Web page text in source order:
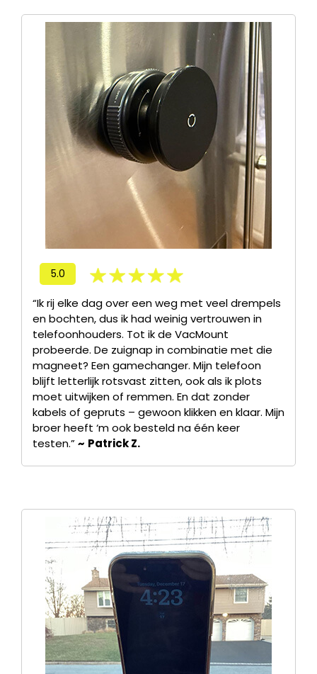
5.0
“Ik rij elke dag over een weg met veel drempels
en bochten, dus ik had weinig vertrouwen in
telefoonhouders. Tot ik de VacMount
probeerde. De zuignap in combinatie met die
magneet? Een gamechanger. Mijn telefoon
blijft letterlijk rotsvast zitten, ook als ik plots
moet uitwijken of remmen. En dat zonder
kabels of gepruts – gewoon klikken en klaar. Mijn
broer heeft ‘m ook besteld na één keer
testen.”~ Patrick Z.